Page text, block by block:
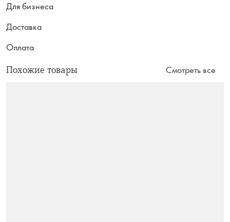
Для бизнеса
Доставка
Оплата
Похожие товары Смотреть все